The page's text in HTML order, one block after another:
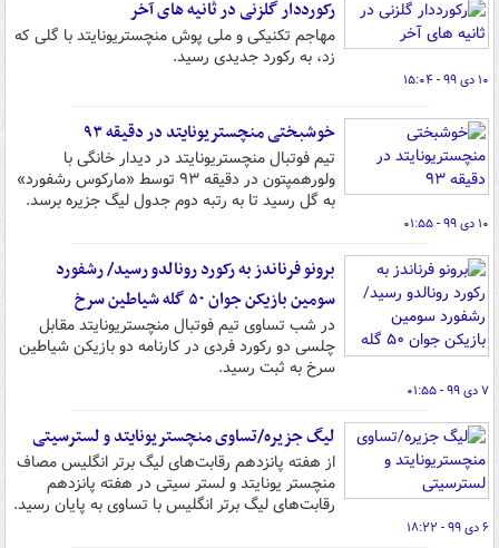
رکورددار گلزنی در ثانیه های آخر
مهاجم تکنیکی و ملی پوش منچستریونایتد با گلی که
زد، به رکورد جدیدی رسید.
۱۰ دی ۹۹ - ۱۵:۰۴
خوشبختی منچستریونایتد در دقیقه ۹۳
تیم فوتبال منچستریونایتد در دیدار خانگی با
ولورهمپتون در دقیقه ۹۳ توسط «مارکوس رشفورد»
به گل رسید تا به رتبه دوم جدول لیگ جزیره برسد.
۱۰ دی ۹۹ - ۰۱:۵۵
برونو فرناندز به رکورد رونالدو رسید/ رشفورد
سومین بازیکن جوان ۵۰ گله شیاطین سرخ
در شب تساوی تیم فوتبال منچستریونایتد مقابل
چلسی دو رکورد فردی در کارنامه دو بازیکن شیاطین
سرخ به ثبت رسید.
۷ دی ۹۹ - ۰۱:۵۵
لیگ جزیره/تساوی منچستریونایتد و لسترسیتی
از هفته پانزدهم رقابت‌های لیگ برتر انگلیس مصاف
منچستر یونایتد و لستر سیتی در هفته پانزدهم
رقابت‌های لیگ برتر انگلیس با تساوی به پایان رسید.
۶ دی ۹۹ - ۱۸:۲۲